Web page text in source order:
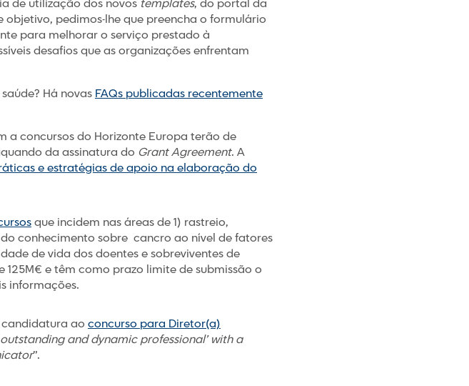
de utilização dos novos templates, do portal da
objetivo, pedimos-lhe que preencha o formulário
para melhorar o serviço prestado à
desafios que as organizações enfrentam
Há novas FAQs publicadas recentemente
a concursos do Horizonte Europa terão de
da assinatura do Grant Agreement. A
e estratégias de apoio na elaboração do
que incidem nas áreas de 1) rastreio,
conhecimento sobre cancro ao nível de fatores
de vida dos doentes e sobreviventes de
e têm como prazo limite de submissão o
informações.
ao concurso para Diretor(a)
outstanding and dynamic professional’ with a
”.